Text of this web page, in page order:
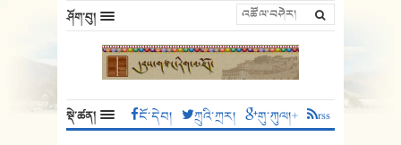
ཤོག་བུ།
སྡེ་ཚན། ངོ་དེབ། ཀྲུའི་ཀྲར། གུ་ཀུལ།+ rss